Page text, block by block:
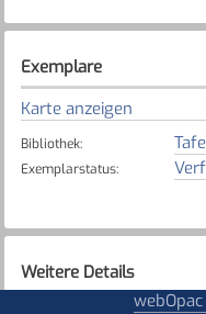
Exemplare
Karte anzeigen
Bibliothek:
Exemplarstatus:
Weitere Details
webOpac